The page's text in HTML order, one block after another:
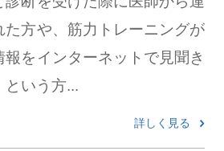
た方や、筋力トレーニングが
をインターネットで見聞き
という方...
詳しく見る